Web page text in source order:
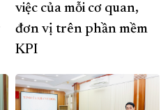
việc của mỗi cơ quan,
đơn vị trên phần mềm
KPI